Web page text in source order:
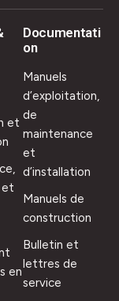
et
et
en
Documentati
on
Manuels
d’exploitation,
de
maintenance
et
d’installation
Manuels de
construction
Bulletin et
lettres de
service